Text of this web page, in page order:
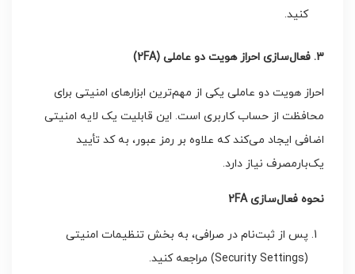
کنید.
۳. فعال‌سازی احراز هویت دو عاملی (2FA)
احراز هویت دو عاملی یکی از مهم‌ترین ابزارهای امنیتی برای
محافظت از حساب کاربری است. این قابلیت یک لایه امنیتی
اضافی ایجاد می‌کند که علاوه بر رمز عبور، به کد تأیید
یک‌بارمصرف نیاز دارد.
نحوه فعال‌سازی 2FA
پس از ثبت‌نام در صرافی، به بخش تنظیمات امنیتی
(Security Settings) مراجعه کنید.